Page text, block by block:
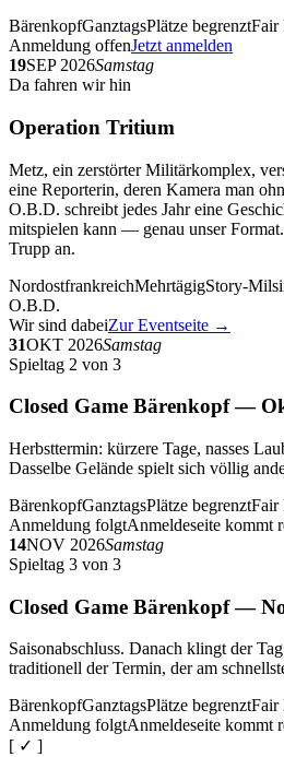
BärenkopfGanztagsPlätze begrenztFair
Anmeldung offenJetzt anmelden
19SEP 2026Samstag
Da fahren wir hin
Operation Tritium
Metz, ein zerstörter Militärkomplex,
eine Reporterin, deren Kamera man
O.B.D. schreibt jedes Jahr eine
mitspielen kann — genau unser
Trupp an.
NordostfrankreichMehrtägigStory-
O.B.D.
Wir sind dabeiZur Eventseite →
31OKT 2026Samstag
Spieltag 2 von 3
Closed Game Bärenkopf —
Herbsttermin: kürzere Tage, nasses
Dasselbe Gelände spielt sich völlig
BärenkopfGanztagsPlätze begrenztFair
Anmeldung folgtAnmeldeseite kommt
14NOV 2026Samstag
Spieltag 3 von 3
Closed Game Bärenkopf —
Saisonabschluss. Danach klingt der
traditionell der Termin, der am
BärenkopfGanztagsPlätze begrenztFair
Anmeldung folgtAnmeldeseite kommt
[ ✓ ]